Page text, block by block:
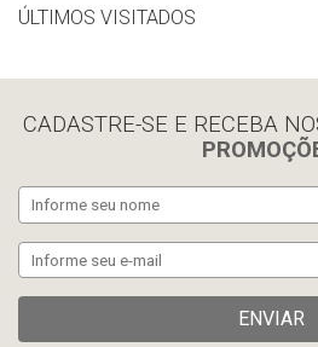
ÚLTIMOS VISITADOS
CADASTRE-SE E RECEBA
ENVIAR